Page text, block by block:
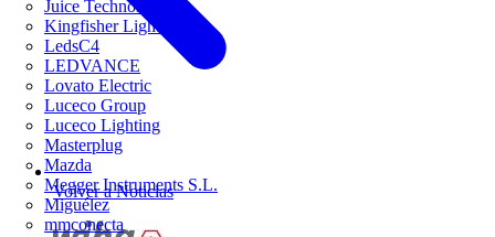
Juice Technology
Kingfisher Lighting
LedsC4
LEDVANCE
Lovato Electric
Luceco Group
Luceco Lighting
Masterplug
Mazda
Megger Instruments S.L.
Miguélez
mmconecta
Volver a Noticias